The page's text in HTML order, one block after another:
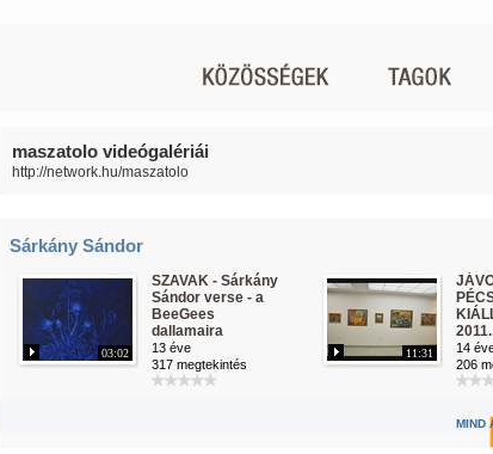
maszatolo videógalériái
http://network.hu/maszatolo
Sárkány Sándor
03:02
SZAVAK - Sárkány
Sándor verse - a
BeeGees
dallamaira
13 éve
317 megtekintés
11:31
2011.
14
206
MIND